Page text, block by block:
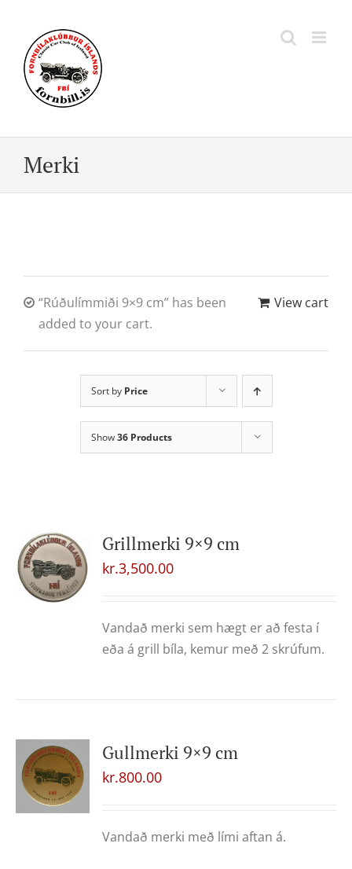
content
Merki
View cart
“Rúðulímmiði 9×9 cm” has been
added to your cart.
Sort by Price
Show36 Products
Grillmerki 9×9 cm
kr.3,500.00
Vandað merki sem hægt er að festa í
eða á grill bíla, kemur með 2 skrúfum.
Gullmerki 9×9 cm
kr.800.00
Vandað merki með lími aftan á.